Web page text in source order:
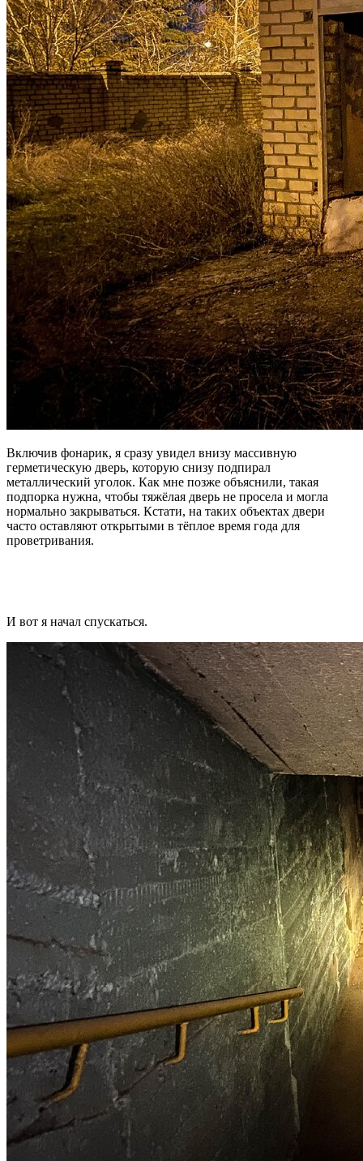
Включив фонарик, я сразу увидел внизу массивную
герметическую дверь, которую снизу подпирал
металлический уголок. Как мне позже объяснили, такая
подпорка нужна, чтобы тяжёлая дверь не просела и могла
нормально закрываться. Кстати, на таких объектах двери
часто оставляют открытыми в тёплое время года для
проветривания.
И вот я начал спускаться.